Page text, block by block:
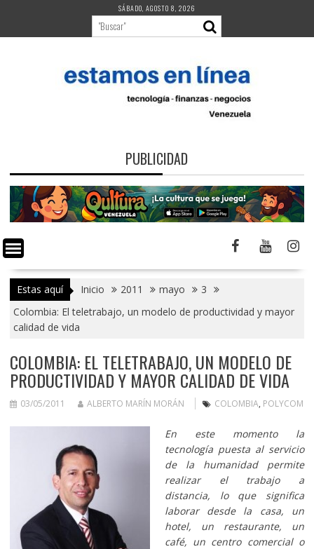
contenido
SÁBADO, AGOSTO 8, 2026
PUBLICIDAD
Estas aquí Inicio 2011 mayo
3
Colombia: El teletrabajo, un modelo de productividad y mayor
calidad de vida
COLOMBIA: EL TELETRABAJO, UN MODELO DE
PRODUCTIVIDAD Y MAYOR CALIDAD DE VIDA
03/05/2011 ALBERTO MARÍN MORÁN COLOMBIA, POLYCOM
En este momento la
tecnología puesta al servicio
de la humanidad permite
realizar el trabajo a
distancia, lo que significa
laborar desde la casa, un
hotel, un restaurante, un
café, un centro comercial o